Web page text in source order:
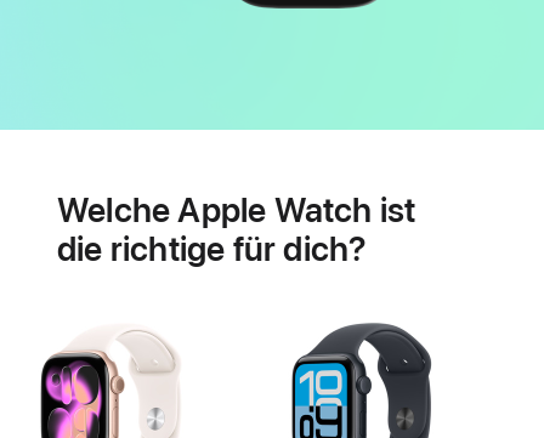
Herzgesundheit
Welche Apple Watch ist
die richtige für dich?